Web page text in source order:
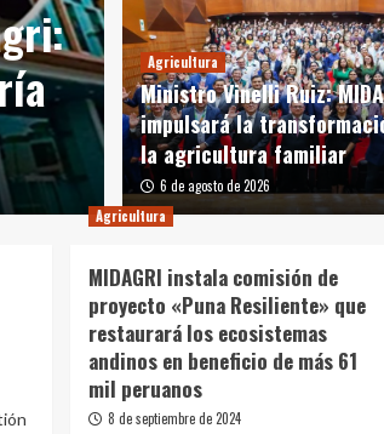
Ministro
impulsará la
agricultura
6 de agosto de 2026
Agricultura
Ministro Vinelli Ruiz:
impulsará la
la agricultura familiar
6 de agosto de 2026
Agricultura
MIDAGRI instala comisión de
proyecto «Puna Resiliente» que
restaurará los ecosistemas
andinos en beneficio de más 61
mil peruanos
8 de septiembre de 2024